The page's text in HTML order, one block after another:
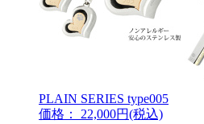
PLAIN SERIES type005
価格： 22,000円(税込)